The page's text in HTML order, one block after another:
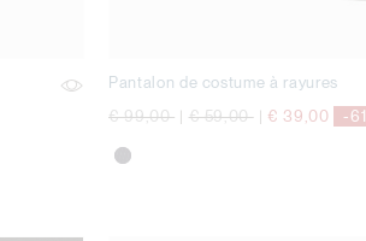
Pantalon de costume à rayures
Prix réduit de
€ 99,00à| Prix réduit de
€ 59,00à| € 39,00 -